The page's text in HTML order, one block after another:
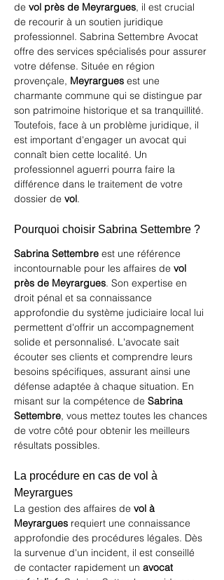
de vol près de Meyrargues, il est crucial
de recourir à un soutien juridique
professionnel. Sabrina Settembre Avocat
offre des services spécialisés pour assurer
votre défense. Située en région
provençale, Meyrargues est une
charmante commune qui se distingue par
son patrimoine historique et sa tranquillité.
Toutefois, face à un problème juridique, il
est important d'engager un avocat qui
connaît bien cette localité. Un
professionnel aguerri pourra faire la
différence dans le traitement de votre
dossier de vol.
Pourquoi choisir Sabrina Settembre ?
Sabrina Settembre est une référence
incontournable pour les affaires de vol
près de Meyrargues. Son expertise en
droit pénal et sa connaissance
approfondie du système judiciaire local lui
permettent d'offrir un accompagnement
solide et personnalisé. L'avocate sait
écouter ses clients et comprendre leurs
besoins spécifiques, assurant ainsi une
défense adaptée à chaque situation. En
misant sur la compétence de Sabrina
Settembre, vous mettez toutes les chances
de votre côté pour obtenir les meilleurs
résultats possibles.
La procédure en cas de vol à
Meyrargues
La gestion des affaires de vol à
Meyrargues requiert une connaissance
approfondie des procédures légales. Dès
la survenue d'un incident, il est conseillé
de contacter rapidement un avocat